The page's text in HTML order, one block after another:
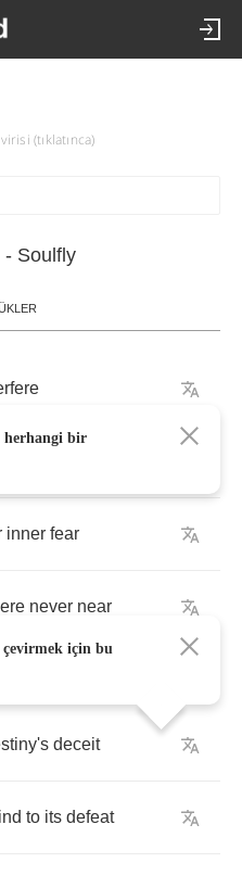
(tıklatınca)
- Soulfly
inner fear
never near
deceit
to its defeat
herhangi bir
çevirmek için bu